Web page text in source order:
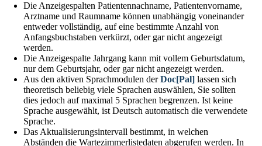
Die Anzeigespalten Patientennachname, Patientenvorname,
Arztname und Raumname können unabhängig voneinander
entweder vollständig, auf eine bestimmte Anzahl von
Anfangsbuchstaben verkürzt, oder gar nicht angezeigt
werden.
Die Anzeigespalte Jahrgang kann mit vollem Geburtsdatum,
nur dem Geburtsjahr, oder gar nicht angezeigt werden.
Aus den aktiven Sprachmodulen derDoc[Pal] lassen sich
theoretisch beliebig viele Sprachen auswählen, Sie sollten
dies jedoch auf maximal 5 Sprachen begrenzen. Ist keine
Sprache ausgewählt, ist Deutsch automatisch die verwendete
Sprache.
Das Aktualisierungsintervall bestimmt, in welchen
Abständen die Wartezimmerlistedaten abgerufen werden. In